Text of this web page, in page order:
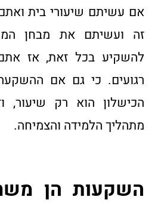
אם עשיתם שיעורי בית
זה ועשיתם את מבחן
להשקיע בכל זאת, אז אתם
רגועים. כי גם אם
הכישלון הוא רק שיעור,
מתהליך הלמידה והצמיחה.
השקעות הן